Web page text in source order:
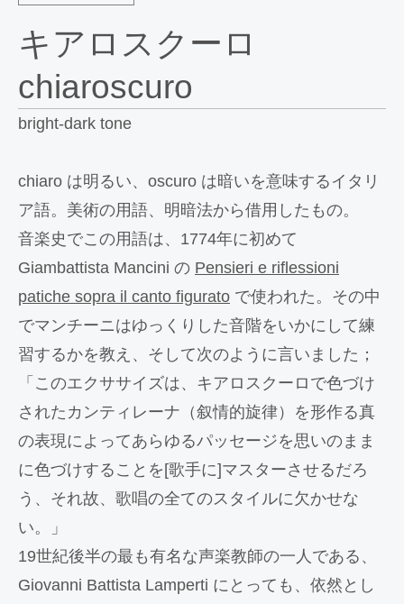
キアロスクーロ
chiaroscuro
bright-dark tone
chiaro は明るい、oscuro は暗いを意味するイタリ
ア語。美術の用語、明暗法から借用したもの。
音楽史でこの用語は、1774年に初めて
Giambattista Mancini の Pensieri e riflessioni
patiche sopra il canto figurato で使われた。その中
でマンチーニはゆっくりした音階をいかにして練
習するかを教え、そして次のように言いました；
「このエクササイズは、キアロスクーロで色づけ
されたカンティレーナ（叙情的旋律）を形作る真
の表現によってあらゆるパッセージを思いのまま
に色づけすることを[歌手に]マスターさせるだろ
う、それ故、歌唱の全てのスタイルに欠かせな
い。」
19世紀後半の最も有名な声楽教師の一人である、
Giovanni Battista Lamperti にとっても、依然とし